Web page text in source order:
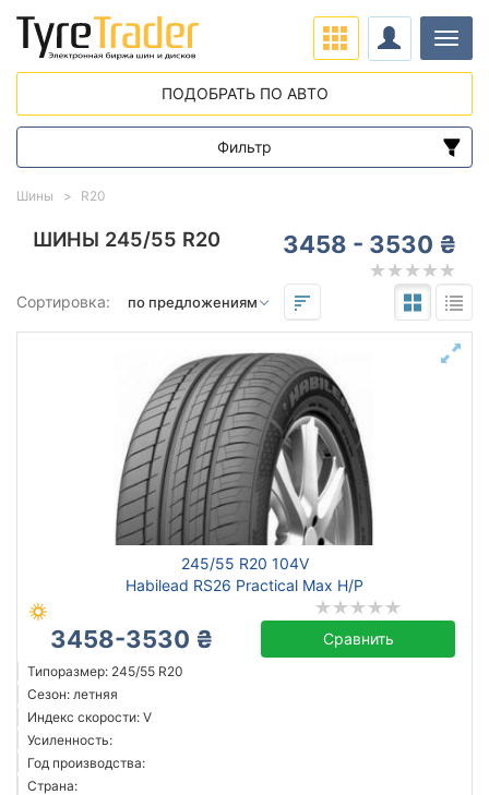
ШИНЫ 245/55 R20 3458 - 3530 ₴
Сортировка:
245/55 R20 104V
Habilead RS26 Practical Max H/P
3458-3530 ₴ Сравнить
Типоразмер: 245/55 R20
Сезон: летняя
Индекс скорости: V
Усиленность:
Год производства:
Страна:
Шины R20
ПОДОБРАТЬ ПО АВТО
Фильтр
Диапазон цен
от
Подбор по параметрам
245
Тип транспортного средства
Усиленная шина
Сбросить